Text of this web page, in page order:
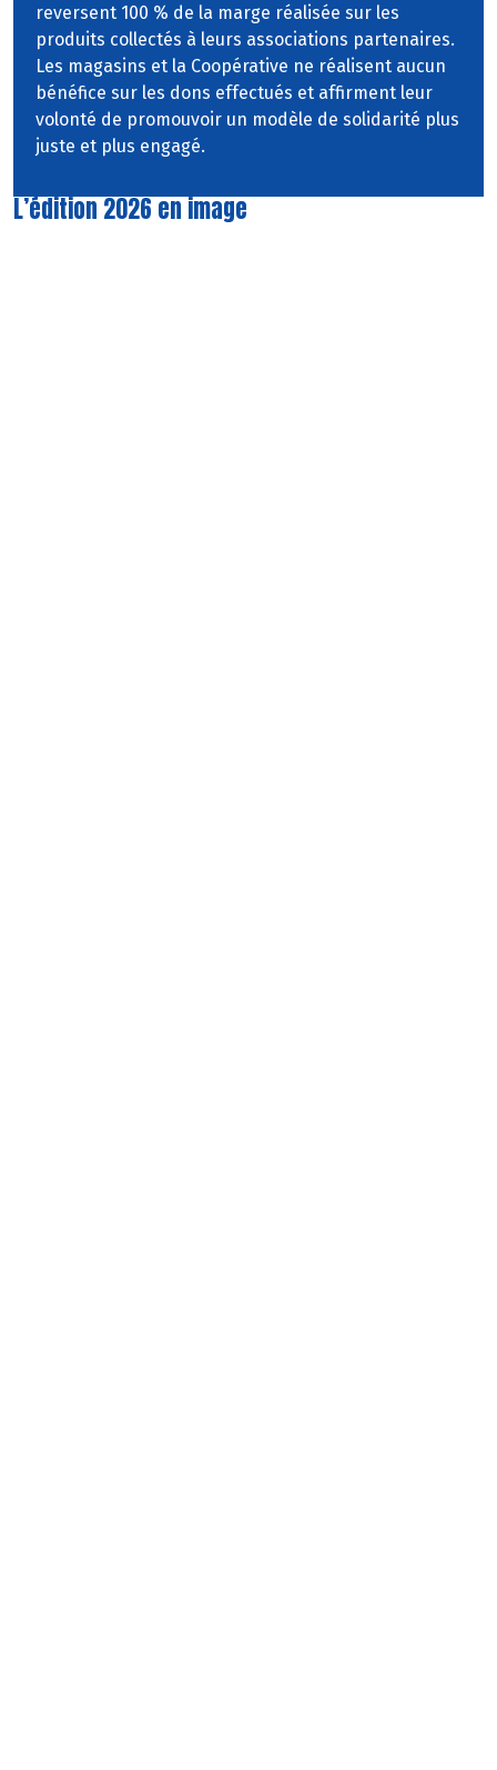
reversent 100 % de la marge réalisée sur les
produits collectés à leurs associations partenaires.
Les magasins et la Coopérative ne réalisent aucun
bénéfice sur les dons effectués et affirment leur
volonté de promouvoir un modèle de solidarité plus
juste et plus engagé.
L’édition 2026 en image